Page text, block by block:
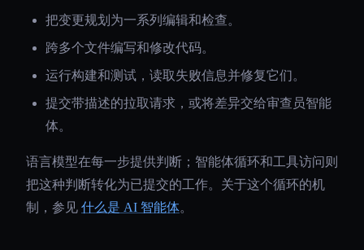
把变更规划为一系列编辑和检查。
跨多个文件编写和修改代码。
运行构建和测试，读取失败信息并修复它们。
提交带描述的拉取请求，或将差异交给审查员智能
体。
语言模型在每一步提供判断；智能体循环和工具访问则
把这种判断转化为已提交的工作。关于这个循环的机
制，参见 什么是 AI 智能体。